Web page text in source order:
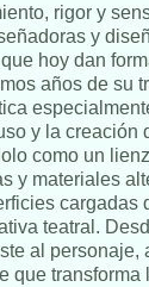
rigor y
y
hoy dan
años de su
y la creación
como un
y materiales
cargadas
teatral.
al personaje,
que transforma